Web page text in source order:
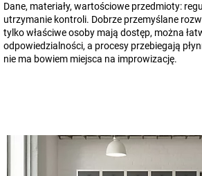
Dane, materiały, wartościowe przedmioty:
utrzymanie kontroli. Dobrze przemyślane
tylko właściwe osoby mają dostęp, można
odpowiedzialności, a procesy przebiegają
nie ma bowiem miejsca na improwizację.